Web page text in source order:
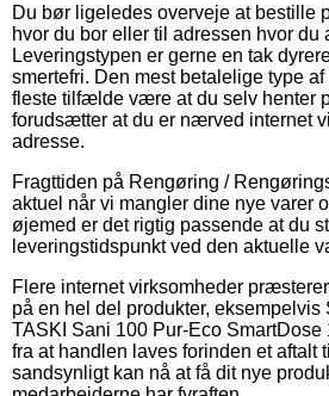
Du bør ligeledes overveje at bestille
hvor du bor eller til adressen hvor du
Leveringstypen er gerne en tak
smertefri. Den mest betalelige type
fleste tilfælde være at du selv henter
forudsætter at du er nærved internet
adresse.
Fragttiden på Rengøring /
aktuel når vi mangler dine nye varer
øjemed er det rigtig passende at du
leveringstidspunkt ved den aktuelle
Flere internet virksomheder
på en hel del produkter, eksempelvis
TASKI Sani 100 Pur-Eco SmartDose
fra at handlen laves forinden et aftalt
sandsynligt kan nå at få dit nye